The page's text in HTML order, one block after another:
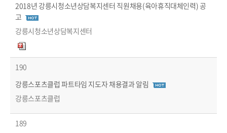
2018년 강릉시청소년상담복지센터 직원채용(육아휴직대체인력) 공
고
강릉시청소년상담복지센터
190
강릉스포츠클럽 파트타임 지도자 채용결과 알림
강릉스포츠클럽
189